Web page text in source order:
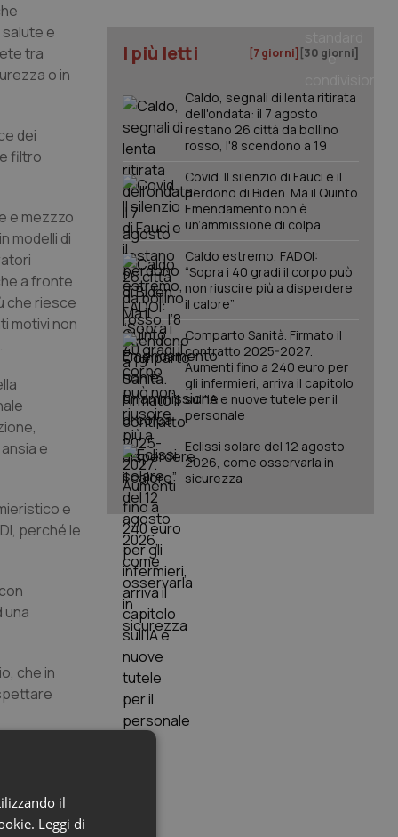
e
tra
o in
dei
filtro
e mezzzo
modelli di
a fronte
che riesce
motivi non
e
e
perché le
una
che in
un
giorno
I più letti [7 giorni] [30 giorni]
Caldo, segnali di lenta ritirata
dell'ondata: il 7 agosto
restano 26 città da bollino
rosso, l'8 scendono a 19
Covid. Il silenzio di Fauci e il
perdono di Biden. Ma il Quinto
Emendamento non è
un’ammissione di colpa
Caldo estremo, FADOI:
“Sopra i 40 gradi il corpo può
non riuscire più a disperdere
il calore”
Comparto Sanità. Firmato il
contratto 2025-2027.
Aumenti fino a 240 euro per
gli infermieri, arriva il capitolo
sull'IA e nuove tutele per il
personale
Eclissi solare del 12 agosto
2026, come osservarla in
sicurezza
il
Leggi di